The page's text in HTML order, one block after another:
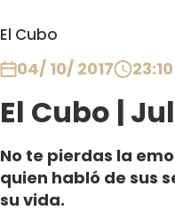
El Cubo
04/ 10/ 2017 23:10
El Cubo |
No te pierdas la
quien habló de sus
su vida.